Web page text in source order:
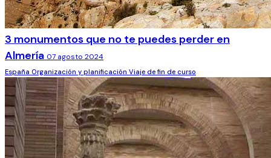
3 monumentos que no te puedes perder en
Almería 07 agosto 2024
España Organización y planificación Viaje de fin de curso